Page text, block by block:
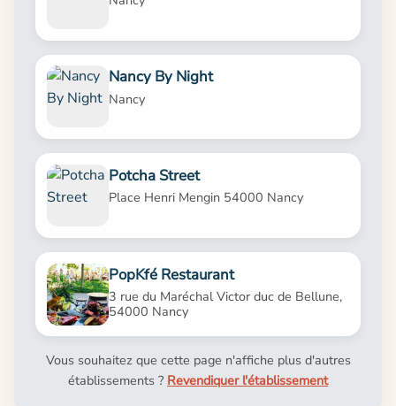
Nancy By Night
Nancy
Potcha Street
Place Henri Mengin 54000 Nancy
PopKfé Restaurant
3 rue du Maréchal Victor duc de Bellune,
54000 Nancy
Vous souhaitez que cette page n'affiche plus d'autres
établissements ? Revendiquer l'établissement